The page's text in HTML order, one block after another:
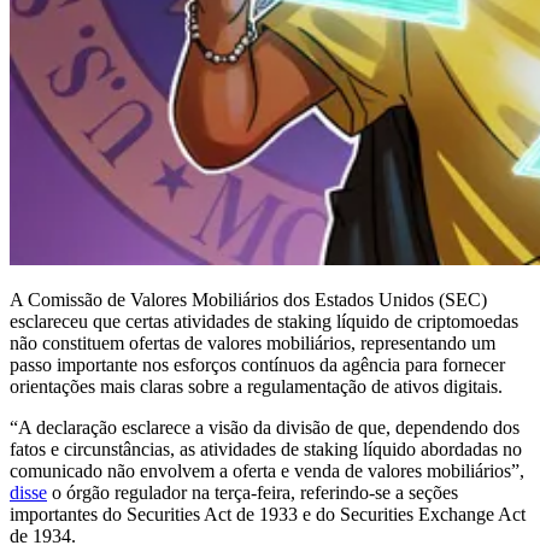
A Comissão de Valores Mobiliários dos Estados Unidos (SEC)
esclareceu que certas atividades de staking líquido de criptomoedas
não constituem ofertas de valores mobiliários, representando um
passo importante nos esforços contínuos da agência para fornecer
orientações mais claras sobre a regulamentação de ativos digitais.
“A declaração esclarece a visão da divisão de que, dependendo dos
fatos e circunstâncias, as atividades de staking líquido abordadas no
comunicado não envolvem a oferta e venda de valores mobiliários”,
disse o órgão regulador na terça-feira, referindo-se a seções
importantes do Securities Act de 1933 e do Securities Exchange Act
de 1934.